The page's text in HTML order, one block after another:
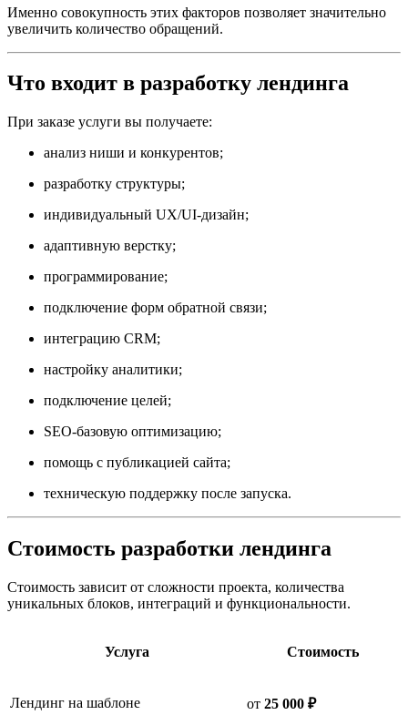
Именно совокупность этих факторов позволяет значительно
увеличить количество обращений.
Что входит в разработку лендинга
При заказе услуги вы получаете:
анализ ниши и конкурентов;
разработку структуры;
индивидуальный UX/UI-дизайн;
адаптивную верстку;
программирование;
подключение форм обратной связи;
интеграцию CRM;
настройку аналитики;
подключение целей;
SEO-базовую оптимизацию;
помощь с публикацией сайта;
техническую поддержку после запуска.
Стоимость разработки лендинга
Стоимость зависит от сложности проекта, количества
уникальных блоков, интеграций и функциональности.
Услуга Стоимость
Лендинг на шаблоне от 25 000 ₽